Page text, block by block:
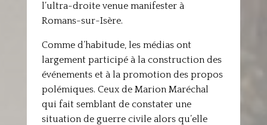
l’ultra-droite venue manifester à
Romans-sur-Isère.
Comme d’habitude, les médias ont
largement participé à la construction des
événements et à la promotion des propos
polémiques. Ceux de Marion Maréchal
qui fait semblant de constater une
situation de guerre civile alors qu’elle